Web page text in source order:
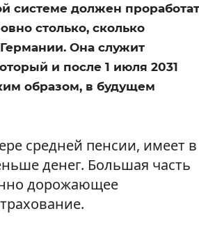
системе должен
столько, сколько
Она служит
и после 1 июля 2031
образом, в будущем
средней пенсии, имеет в
денег. Большая часть
дорожающее